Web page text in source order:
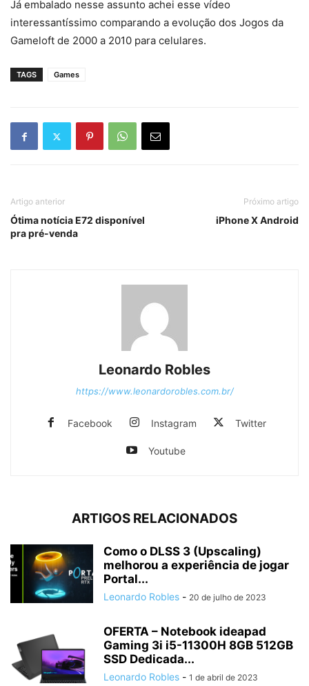
Já embalado nesse assunto achei esse vídeo
interessantíssimo comparando a evolução dos Jogos da
Gameloft de 2000 a 2010 para celulares.
TAGS Games
Artigo anterior
Ótima notícia E72 disponível
pra pré-venda
Próximo artigo
iPhone X Android
Leonardo Robles
https://www.leonardorobles.com.br/
Facebook Instagram Twitter
Youtube
ARTIGOS RELACIONADOS
Como o DLSS 3 (Upscaling)
melhorou a experiência de jogar
Portal...
Leonardo Robles - 20 de julho de 2023
OFERTA – Notebook ideapad
Gaming 3i i5-11300H 8GB 512GB
SSD Dedicada...
Leonardo Robles - 1 de abril de 2023